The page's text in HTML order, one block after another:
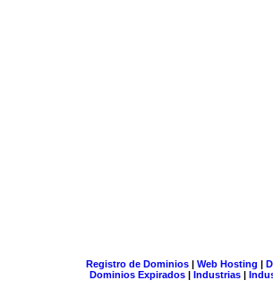
Registro de Dominios| Web Hosting |
Dominios Expirados | Industrias |